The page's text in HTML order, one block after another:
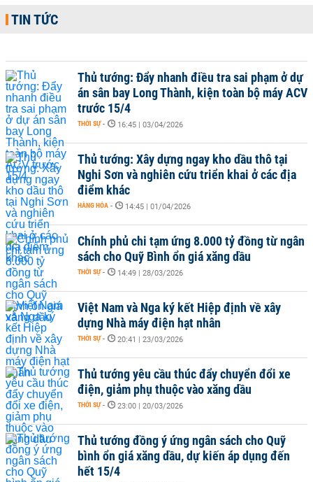
TIN TỨC
Thủ tướng: Đẩy nhanh điều tra sai phạm ở dự
án sân bay Long Thành, kiện toàn bộ máy ACV
trước 15/4
THỜI SỰ - 16:45 | 03/04/2026
Thủ tướng: Xây dựng ngay kho dầu thô tại
Nghi Sơn và nghiên cứu triển khai ở các địa
điểm khác
HÀNG HÓA - 14:45 | 01/04/2026
Chính phủ chi tạm ứng 8.000 tỷ đồng từ ngân
sách cho Quỹ Bình ổn giá xăng dầu
THỜI SỰ - 14:49 | 28/03/2026
Việt Nam và Nga ký kết Hiệp định về xây
dựng Nhà máy điện hạt nhân
THỜI SỰ - 20:41 | 23/03/2026
Thủ tướng yêu cầu thúc đẩy chuyển đổi xe
điện, giảm phụ thuộc vào xăng dầu
THỜI SỰ - 23:00 | 20/03/2026
Thủ tướng đồng ý ứng ngân sách cho Quỹ
bình ổn giá xăng dầu, dự kiến áp dụng đến
hết 15/4